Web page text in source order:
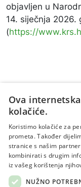
objavljen u
14. siječnja
(https://
Uvjeti korištenja
Politika privatnosti
Ova
kolačiće.
Koristimo kolačiće za
prometa. Također
stranice s našim
kombinirati s drugim
iz vašeg korištenja
NUŽNO